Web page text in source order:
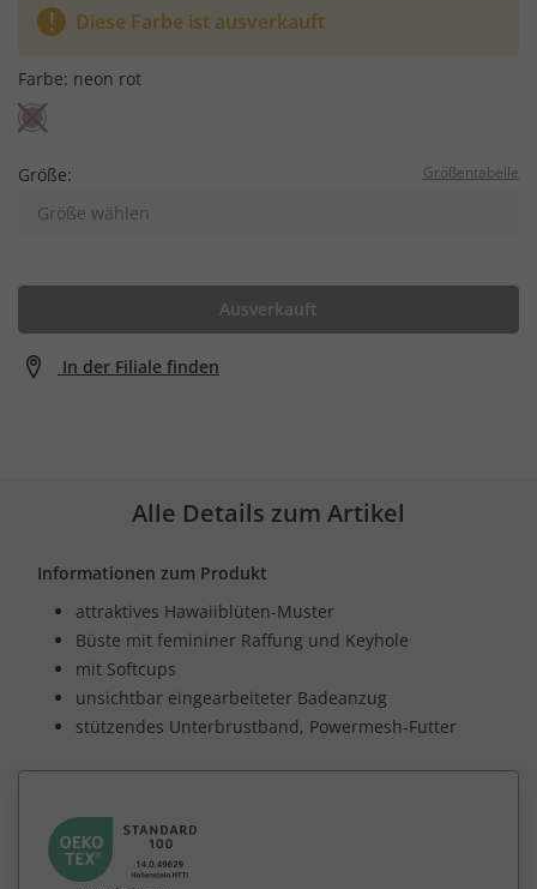
Diese Farbe ist ausverkauft
Farbe: neon rot
Größe: Größentabelle
Größe wählen
Ausverkauft
In der Filiale finden
Alle Details zum Artikel
Informationen zum Produkt
attraktives Hawaiiblüten-Muster
Büste mit femininer Raffung und Keyhole
mit Softcups
unsichtbar eingearbeiteter Badeanzug
stützendes Unterbrustband, Powermesh-Futter